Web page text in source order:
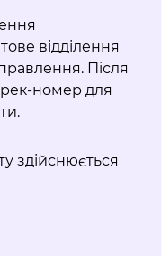
відділення
Після
номер для
здійснюється